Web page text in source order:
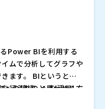
Power BIを利用する
ムで分析してグラフや
ます。 BIというと専
行うものと思われる方
のライセンスに含
への接続、AIを活用し
ポート作成ができるこ